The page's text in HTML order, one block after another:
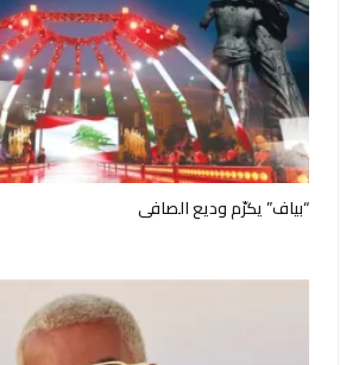
“بياف” يكرّم وديع الصافي